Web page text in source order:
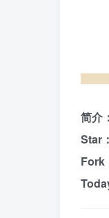
简介：
Star：
Fork